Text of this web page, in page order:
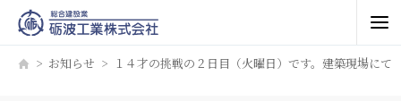
お知らせ １４才の挑戦の２日目（火曜日）です。建築現場にて